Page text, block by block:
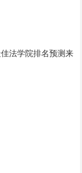
法学院排名预测来